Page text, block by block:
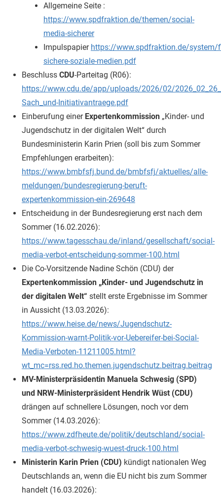
Allgemeine Seite :
https://www.spdfraktion.de/themen/social-
media-sicherer
Impulspapier https://www.spdfraktion.de/
sichere-soziale-medien.pdf
Beschluss CDU-Parteitag (R06):
https://www.cdu.de/app/uploads/2026/02/
Sach_und-Initiativantraege.pdf
Einberufung einer Expertenkommission „Kinder- und
Jugendschutz in der digitalen Welt“ durch
Bundesministerin Karin Prien (soll bis zum Sommer
Empfehlungen erarbeiten):
https://www.bmbfsfj.bund.de/bmbfsfj/aktuelles/alle-
meldungen/bundesregierung-beruft-
expertenkommission-ein-269648
Entscheidung in der Bundesregierung erst nach dem
Sommer (16.02.2026):
https://www.tagesschau.de/inland/gesellschaft/social-
media-verbot-entscheidung-sommer-100.html
Die Co-Vorsitzende Nadine Schön (CDU) der
Expertenkommission „Kinder- und Jugendschutz in
der digitalen Welt“ stellt erste Ergebnisse im Sommer
in Aussicht (13.03.2026):
https://www.heise.de/news/Jugendschutz-
Kommission-warnt-Politik-vor-Uebereifer-bei-Social-
Media-Verboten-11211005.html?
wt_mc=rss.red.ho.themen.jugendschutz.beitrag.beitrag
MV-Ministerpräsidentin Manuela Schwesig (SPD)
und NRW-Ministerpräsident Hendrik Wüst (CDU)
drängen auf schnellere Lösungen, noch vor dem
Sommer (14.03.2026):
https://www.zdfheute.de/politik/deutschland/social-
media-verbot-schwesig-wuest-druck-100.html
Ministerin Karin Prien (CDU) kündigt nationalen Weg
Deutschlands an, wenn die EU nicht bis zum Sommer
handelt (16.03.2026):